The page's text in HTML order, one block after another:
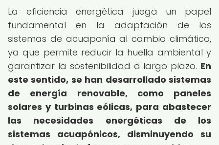
La eficiencia energética juega un papel
fundamental en la adaptación de los
sistemas de acuaponía al cambio climático,
ya que permite reducir la huella ambiental y
garantizar la sostenibilidad a largo plazo. En
este sentido, se han desarrollado sistemas
de energía renovable, como paneles
solares y turbinas eólicas, para abastecer
las necesidades energéticas de los
sistemas acuapónicos, disminuyendo su